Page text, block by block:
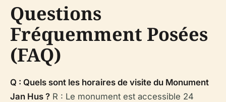
Questions
Fréquemment Posées
(FAQ)
Q : Quels sont les horaires de visite du Monument
Jan Hus ? R : Le monument est accessible 24